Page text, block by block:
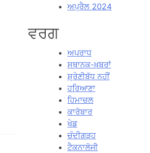
ਅਪ੍ਰੈਲ 2024
ਵਰਗ
ਅਪਰਾਧ
ਸਥਾਨਕ-ਖ਼ਬਰਾਂ
ਸ਼੍ਰੇਣੀਬੱਧ ਨਹੀਂ
ਹਰਿਆਣਾ
ਹਿਮਾਚਲ
ਕਾਰੋਬਾਰ
ਖੇਡ
ਚੰਦੀਗੜਹ
ਟੈਕਨਾਲੋਜੀ